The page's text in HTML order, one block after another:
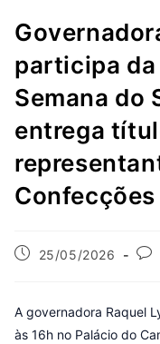
participa
Semana do
entrega
25/05/2026
A governadora Raquel
às 16h no Palácio do